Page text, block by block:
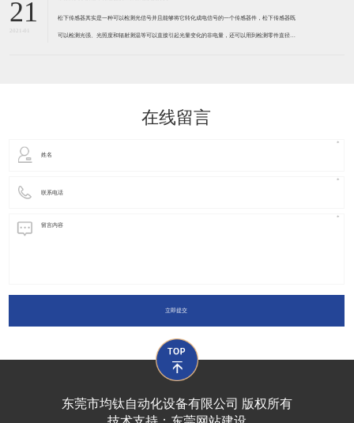
21
2021-01
松下传感器其实是一种可以检测光信号并且能够将它转化成电信号的一个传感器件，松下传感器既
可以检测光强、光照度和辐射测温等可以直接引起光量变化的非电量，还可以用到检测零件直径、
在线留言
立即提交
东莞市均钛自动化设备有限公司 版权所有